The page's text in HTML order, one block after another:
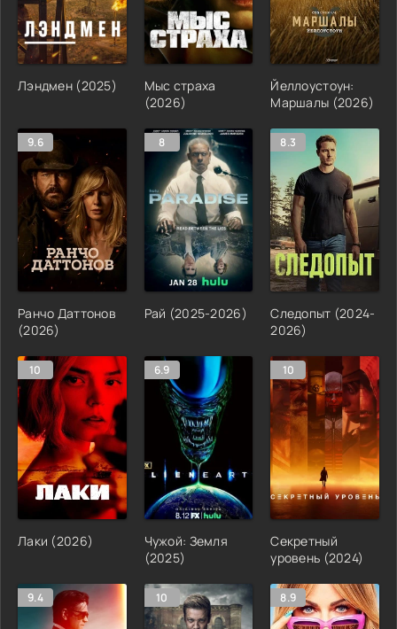
Лэндмен (2025)
Мыс страха
(2026)
Йеллоустоун:
Маршалы (2026)
9.6
Ранчо Даттонов
(2026)
8
Рай (2025-2026)
8.3
Следопыт (2024-
2026)
10
Лаки (2026)
6.9
Чужой: Земля
(2025)
10
Секретный
уровень (2024)
9.4 10 8.9